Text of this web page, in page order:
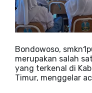
Bondowoso,
merupakan salah
yang terkenal di
Timur, menggelar